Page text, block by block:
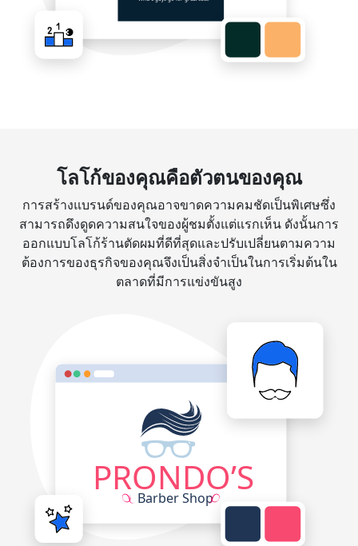
โลโก้ของคุณคือตัวตนของคุณ
การสร้างแบรนด์ของคุณอาจขาดความคมชัดเป็นพิเศษซึ่ง
สามารถดึงดูดความสนใจของผู้ชมตั้งแต่แรกเห็น ดังนั้นการ
ออกแบบโลโก้ร้านตัดผมที่ดีที่สุดและปรับเปลี่ยนตามความ
ต้องการของธุรกิจของคุณจึงเป็นสิ่งจำเป็นในการเริ่มต้นใน
ตลาดที่มีการแข่งขันสูง